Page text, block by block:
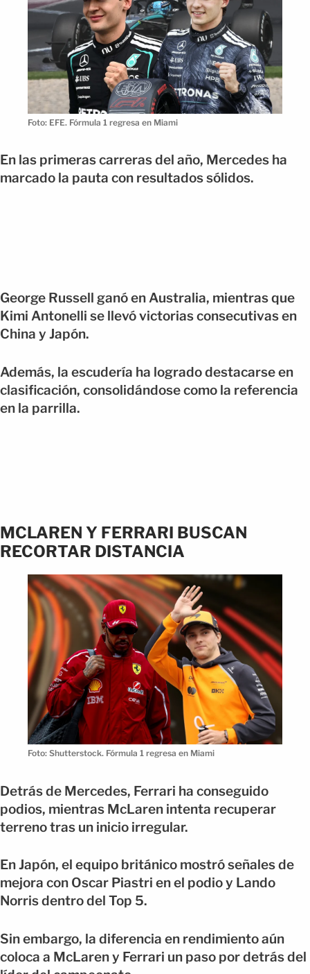
Foto: EFE. Fórmula 1 regresa en Miami
En las primeras carreras del año, Mercedes ha
marcado la pauta con resultados sólidos.
George Russell ganó en Australia, mientras que
Kimi Antonelli se llevó victorias consecutivas en
China y Japón.
Además, la escudería ha logrado destacarse en
clasificación, consolidándose como la referencia
en la parrilla.
MCLAREN Y FERRARI BUSCAN
RECORTAR DISTANCIA
Foto: Shutterstock. Fórmula 1 regresa en Miami
Detrás de Mercedes, Ferrari ha conseguido
podios, mientras McLaren intenta recuperar
terreno tras un inicio irregular.
En Japón, el equipo británico mostró señales de
mejora con Oscar Piastri en el podio y Lando
Norris dentro del Top 5.
Sin embargo, la diferencia en rendimiento aún
coloca a McLaren y Ferrari un paso por detrás del